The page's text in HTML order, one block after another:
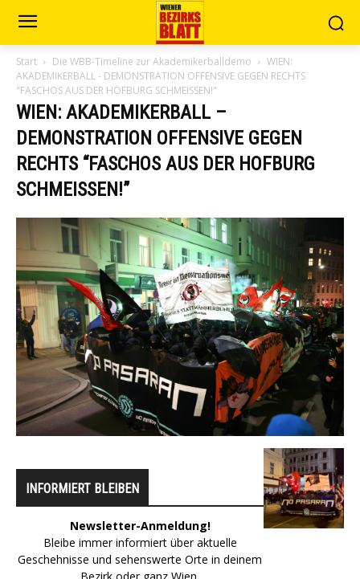
Start Die WBB-Timeline zur Akademikerballdemo
WIEN:
AKADEMIKERBALL - DEMONSTRATION OFFENSIVE GEGEN RECHTS
"FASCHOS AUS DER HOFBURG SCHMEISSEN!"
WIEN: AKADEMIKERBALL –
DEMONSTRATION OFFENSIVE GEGEN
RECHTS “FASCHOS AUS DER HOFBURG
SCHMEISSEN!”
INFORMIERT BLEIBEN
Newsletter-Anmeldung!
Bleibe immer informiert über aktuelle
Geschehnisse und sehenswerte Orte in deinem